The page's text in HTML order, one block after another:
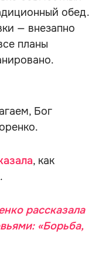
обед.
— внезапно
планы
Бог
, как
рассказала
«Борьба,